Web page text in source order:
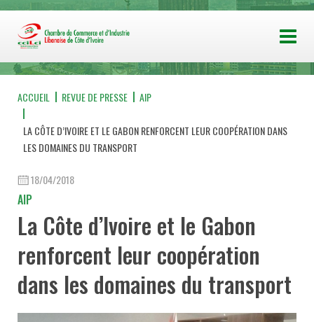
ACCUEIL REVUE DE PRESSE AIP
LA CÔTE D’IVOIRE ET LE GABON RENFORCENT LEUR COOPÉRATION DANS
LES DOMAINES DU TRANSPORT
18/04/2018
AIP
La Côte d’Ivoire et le Gabon
renforcent leur coopération
dans les domaines du transport